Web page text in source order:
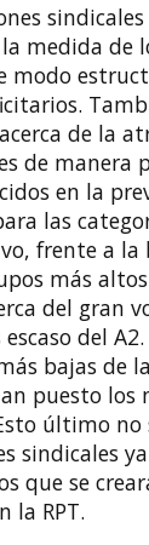
medida de
modo
de la
de manera
en la
las
frente a la
más
del gran
del
bajas de
puesto los
último
sindicales
que se
la RPT.